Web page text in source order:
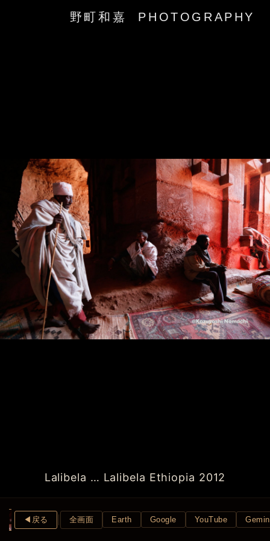
野町和嘉 PHOTOGRAPHY
‹
Lalibela … Lalibela Ethiopia 2012
›
◀︎戻る 全画面 Earth Google YouTube